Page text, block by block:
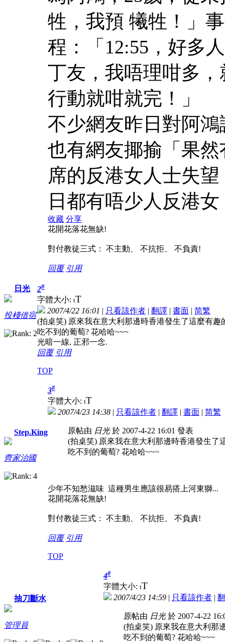
牲，我預 犧牲！」
程：「12:55，好多
丁友，我唔理咁多
行動就咁就完！」
不少網友昨日對阿
也有網友揶揄「果
席的反港女人士失
日都有唔少人反港
收藏 分享
花開花落花無缺!
對付教徒三式： 不主動、 不抗拒、 不負責!
回覆 引用
日光
投棧借宿
2#
字體大小: tT
2007/4/22 16:01 | 只看該作者 | 翻譯 | 書面 | 简繁
(拍桌笑) 原來我在意大利那邊時香港發生了這麼有趣
吃不到的葡萄? 花哈哈~~~
光暗一線, 正邪一念.
回覆 引用
TOP
Step.King
齊家治國
3#
字體大小: tT
2007/4/23 14:38 | 只看該作者 | 翻譯 | 書面 | 简繁
原帖由 日光於 2007-4-22 16:01 發表
(拍桌笑) 原來我在意大利那邊時香港發生了
吃不到的葡萄? 花哈哈~~~
少年不知愁滋味 這種男生應該很易搭上河東獅...
花開花落花無缺!
對付教徒三式： 不主動、 不抗拒、 不負責!
回覆 引用
TOP
抽刀斷水
管理員
4#
字體大小: tT
2007/4/23 14:59 | 只看該作者 |
原帖由 日光於 2007-4-22
(拍桌笑) 原來我在意大利那
吃不到的葡萄? 花哈哈~~~